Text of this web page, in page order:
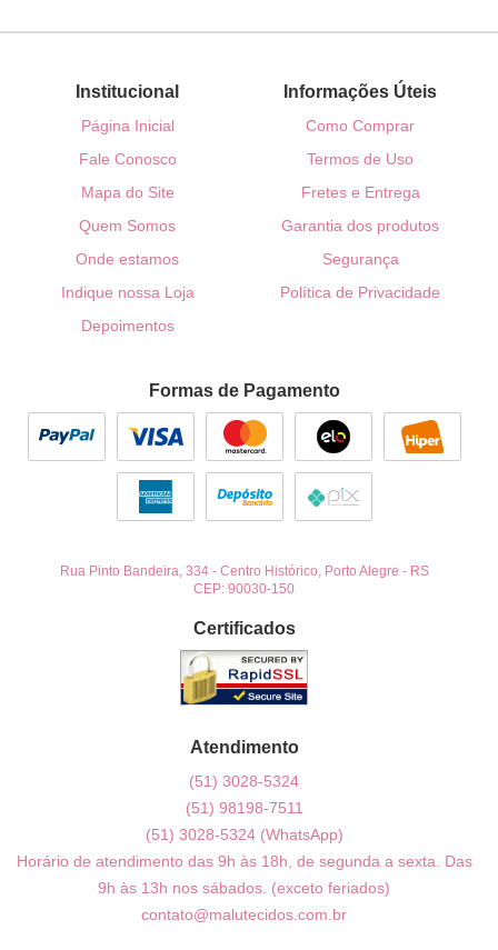
Institucional
Página Inicial
Fale Conosco
Mapa do Site
Quem Somos
Onde estamos
Indique nossa Loja
Depoimentos
Informações Úteis
Como Comprar
Termos de Uso
Fretes e Entrega
Garantia dos produtos
Segurança
Política de Privacidade
Formas de Pagamento
Rua Pinto Bandeira, 334- Centro Histórico, Porto Alegre - RS
CEP: 90030-150
Certificados
Atendimento
(51) 3028-5324
(51) 98198-7511
(51) 3028-5324 (WhatsApp)
Horário de atendimento das 9h às 18h, de segunda a sexta. Das
9h às 13h nos sábados. (exceto feriados)
contato@malutecidos.com.br